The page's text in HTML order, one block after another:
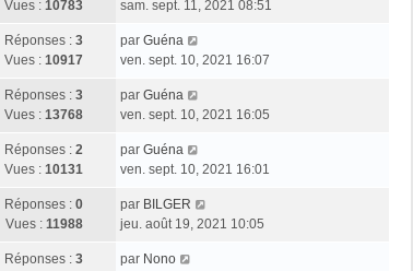
Vues : 10783
sam. sept. 11, 2021 08:51
Réponses : 3
Vues : 10917
par Guéna
ven. sept. 10, 2021 16:07
Réponses : 3
Vues : 13768
par Guéna
ven. sept. 10, 2021 16:05
Réponses : 2
Vues : 10131
par Guéna
ven. sept. 10, 2021 16:01
Réponses : 0
Vues : 11988
par BILGER
jeu. août 19, 2021 10:05
Réponses : 3
par Nono